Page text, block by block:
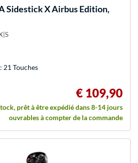
Sidestick X Airbus Edition,
21 Touches
€ 109,90
prêt à être expédié dans 8-14 jours
ouvrables à compter de la commande